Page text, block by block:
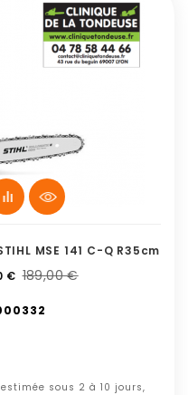
MSE 141 C-Q R35cm
€ 189,00 €
sous 2 à 10 jours,